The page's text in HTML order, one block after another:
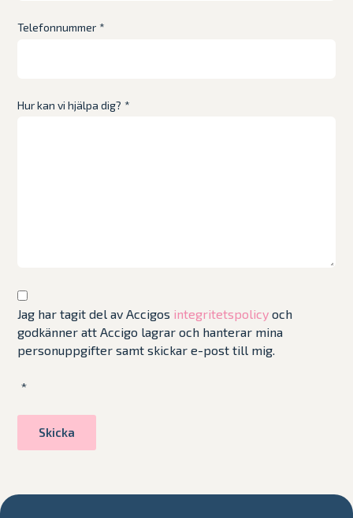
Telefonnummer *
Hur kan vi hjälpa dig? *
Jag har tagit del av Accigos integritetspolicy och
godkänner att Accigo lagrar och hanterar mina
personuppgifter samt skickar e-post till mig.
*